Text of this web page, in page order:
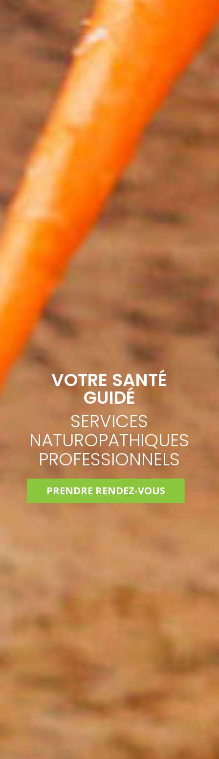
VOTRE SANTÉ
GUIDÉ
SERVICES
NATUROPATHIQUES
PROFESSIONNELS
PRENDRE RENDEZ-VOUS